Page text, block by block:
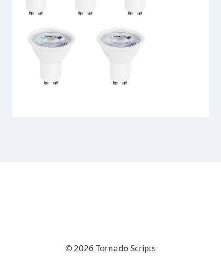
© 2026 Tornado Scripts